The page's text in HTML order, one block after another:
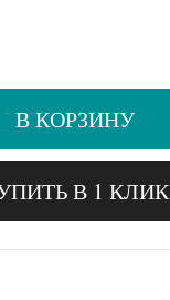
В КОРЗИНУ
В 1 КЛИК